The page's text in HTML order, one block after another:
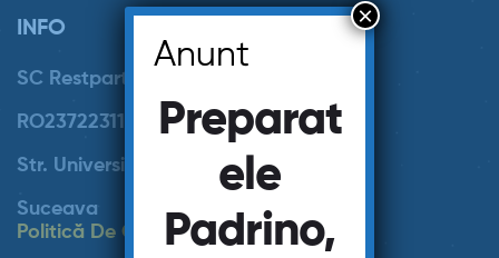
INFO
SC Restpartner SRL J33/694/2008
RO23722311
Str. Universitatii 15
Suceava
Politică De Confidențialitate
Anunt
Preparat
ele
Padrino,
×